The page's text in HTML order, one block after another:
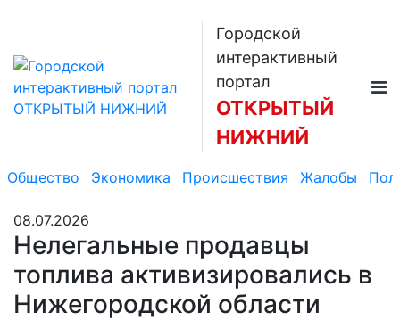
Городской
интерактивный
портал
ОТКРЫТЫЙ
НИЖНИЙ
Общество Экономика Происшествия Жалобы
08.07.2026
Нелегальные продавцы
топлива активизировались в
Нижегородской области